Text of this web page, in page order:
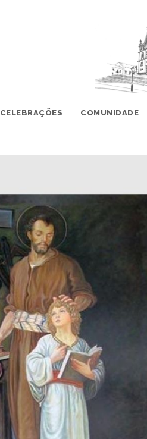
CELEBRAÇÕES COMUNIDADE